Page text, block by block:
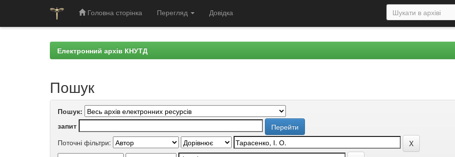
Головна сторінка Перегляд Довідка
Електронний архів КНУТД
Пошук
Пошук:
запит
Поточні фільтри: